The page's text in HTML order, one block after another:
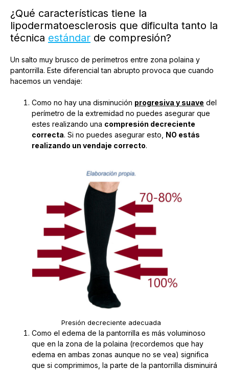
¿Qué características tiene la
lipodermatoesclerosis que dificulta tanto la
técnica estándar de compresión?
Un salto muy brusco de perímetros entre zona polaina y
pantorrilla. Este diferencial tan abrupto provoca que cuando
hacemos un vendaje:
Como no hay una disminución progresiva y suave del
perímetro de la extremidad no puedes asegurar que
estes realizando una compresión decreciente
correcta. Si no puedes asegurar esto, NO estás
realizando un vendaje correcto.
Presión decreciente adecuada
Como el edema de la pantorrilla es más voluminoso
que en la zona de la polaina (recordemos que hay
edema en ambas zonas aunque no se vea) significa
que si comprimimos, la parte de la pantorrilla disminuirá